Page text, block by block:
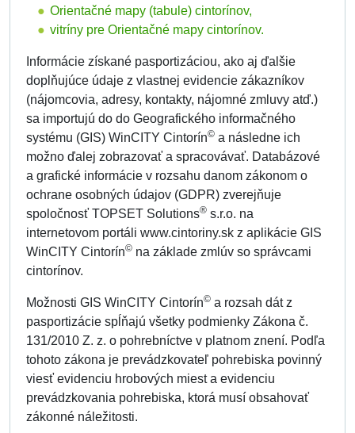
Orientačné mapy (tabule) cintorínov,
vitríny pre Orientačné mapy cintorínov.
Informácie získané pasportizáciou, ako aj ďalšie
doplňujúce údaje z vlastnej evidencie zákazníkov
(nájomcovia, adresy, kontakty, nájomné zmluvy atď.)
sa importujú do do Geografického informačného
systému (GIS) WinCITY Cintorín© a následne ich
možno ďalej zobrazovať a spracovávať. Databázové
a grafické informácie v rozsahu danom zákonom o
ochrane osobných údajov (GDPR) zverejňuje
spoločnosť TOPSET Solutions® s.r.o. na
internetovom portáli www.cintoriny.sk z aplikácie GIS
WinCITY Cintorín© na základe zmlúv so správcami
cintorínov.
Možnosti GIS WinCITY Cintorín© a rozsah dát z
pasportizácie spĺňajú všetky podmienky Zákona č.
131/2010 Z. z. o pohrebníctve v platnom znení. Podľa
tohoto zákona je prevádzkovateľ pohrebiska povinný
viesť evidenciu hrobových miest a evidenciu
prevádzkovania pohrebiska, ktorá musí obsahovať
zákonné náležitosti.